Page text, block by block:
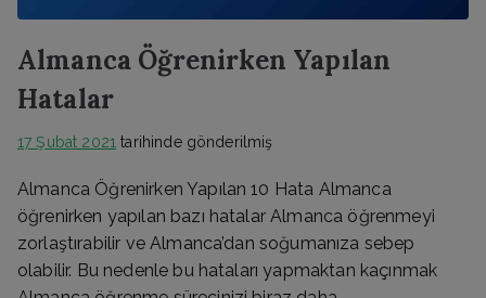
Almanca Öğrenirken Yapılan
Hatalar
17 Şubat 2021 tarihinde gönderilmiş
Almanca Öğrenirken Yapılan 10 Hata Almanca
öğrenirken yapılan bazı hatalar Almanca öğrenmeyi
zorlaştırabilir ve Almanca’dan soğumanıza sebep
olabilir. Bu nedenle bu hataları yapmaktan kaçınmak